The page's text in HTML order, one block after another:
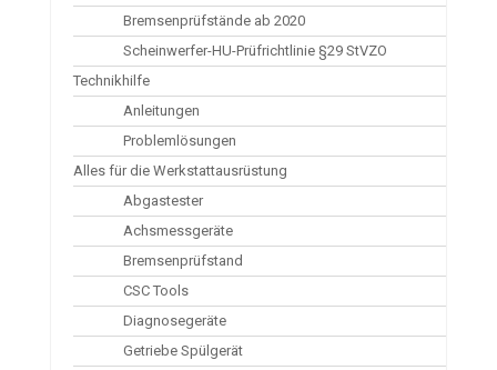
Bremsenprüfstände ab 2020
Scheinwerfer-HU-Prüfrichtlinie §29 StVZO
Technikhilfe
Anleitungen
Problemlösungen
Alles für die Werkstattausrüstung
Abgastester
Achsmessgeräte
Bremsenprüfstand
CSC Tools
Diagnosegeräte
Getriebe Spülgerät